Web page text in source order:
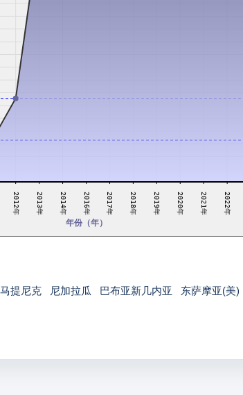
2012年 2013年 2014年 2016年 2017年 2018年 2019年 2020年 2021年 2022年
年份（年）
马提尼克 尼加拉瓜 巴布亚新几内亚 东萨摩亚(美)